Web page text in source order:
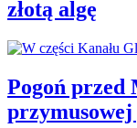
złotą algę
Pogoń przed